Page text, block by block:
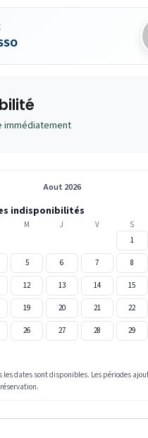
immédiatement
Aout 2026
indisponibilités
M J V S
1
5 6 7 8
12 13 14 15
19 20 21 22
26 27 28 29
les dates sont disponibles. Les périodes